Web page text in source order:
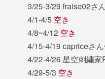
3/25-3/29 fraise02さ
4/1-4/5 空き
4/8~4/12 空き
4/15-4/19 capriceさ
4/22-4/26 星空刺繍
4/29-5/3 空き